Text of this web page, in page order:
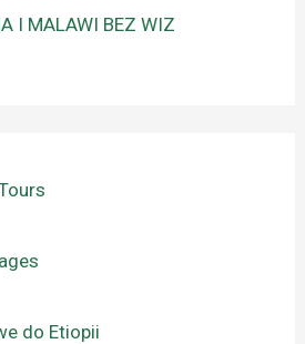
I MALAWI BEZ WIZ
do Etiopii